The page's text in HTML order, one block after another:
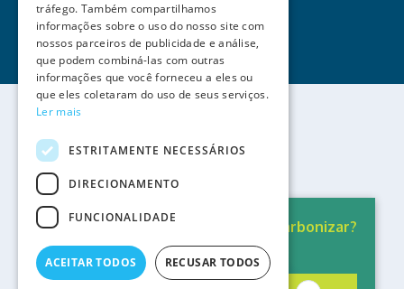
Serviços Helexia
Pronto para
Descarbonizar?
A solução está aqui.
tráfego. Também compartilhamos
informações sobre o uso do nosso site com
nossos parceiros de publicidade e análise,
que podem combiná-las com outras
informações que você forneceu a eles ou
que eles coletaram do uso de seus serviços.
Ler mais
ESTRITAMENTE NECESSÁRIOS
DIRECIONAMENTO
FUNCIONALIDADE
ACEITAR TODOS RECUSAR TODOS